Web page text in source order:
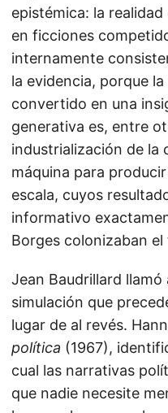
epistémica: la
en ficciones
internamente
la evidencia, porque
convertido en una
generativa es, entre
industrialización de la
máquina para
escala, cuyos
informativo
Borges colonizaban el
Jean Baudrillard llamó
simulación que
lugar de al revés.
política (1967),
cual las narrativas
que nadie necesite